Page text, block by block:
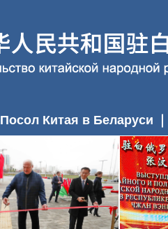
Посол Китая в Беларуси